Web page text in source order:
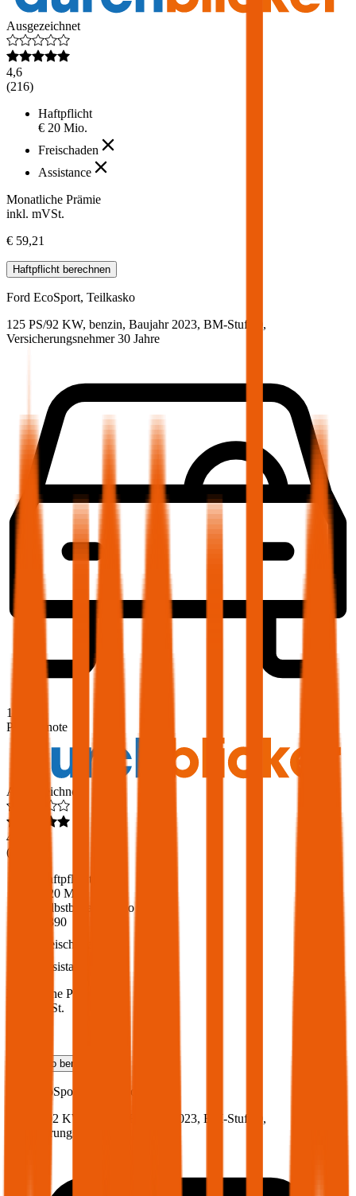
Ausgezeichnet
4,6
(216)
Haftpflicht
€ 20 Mio.
Freischaden
Assistance
Monatliche Prämie
inkl. mVSt.
€ 59,21
Haftpflicht berechnen
Ford EcoSport, Teilkasko
125 PS/92 KW, benzin, Baujahr 2023, BM-Stufe
,
Versicherungsnehmer 30 Jahre
1,9
Produktnote
Ausgezeichnet
4,6
(
Haftpflicht
€ 20 Mio.
Selbstbehalt Kasko
€ 390
Freischaden
Assistance
Monatliche Prämie
inkl. mVSt.
Teilkasko berechnen
EcoSport, Vollkasko
125 PS/92 KW, benzin, Baujahr 2023, BM-Stufe
,
Versicherungsnehmer 30 Jahre